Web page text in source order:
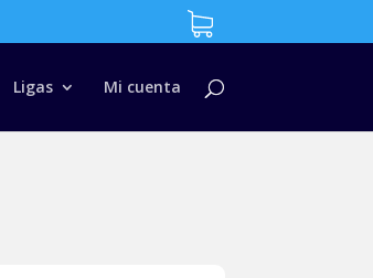
Ligas Mi cuenta